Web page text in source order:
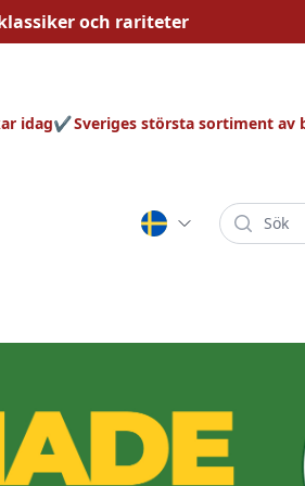
och rariteter
idag Sveriges största sortiment av
Sök